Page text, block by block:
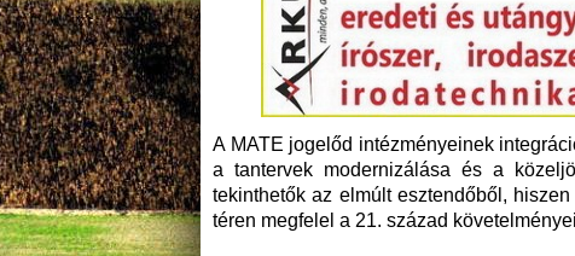
A MATE jogelőd intézményeinek
a tantervek modernizálása és a
tekinthetők az elmúlt esztendőből,
téren megfelel a 21. század